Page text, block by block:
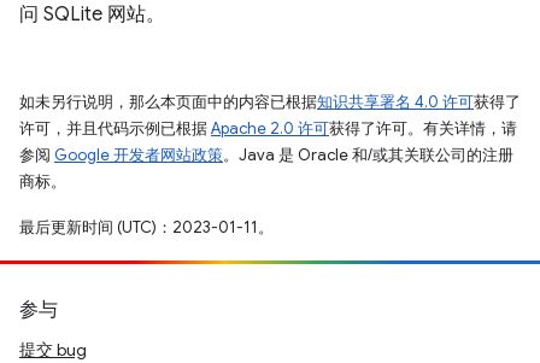
问 SQLite 网站。
如未另行说明，那么本页面中的内容已根据知识共享署名 4.0 许可获得了
许可，并且代码示例已根据Apache 2.0 许可获得了许可。有关详情，请
参阅 Google 开发者网站政策。Java 是 Oracle 和/或其关联公司的注册
商标。
最后更新时间 (UTC)：2023-01-11。
参与
提交 bug